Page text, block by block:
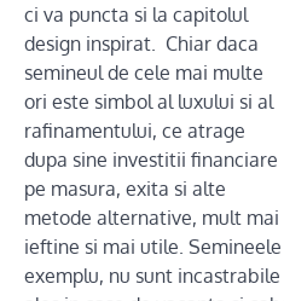
ci va puncta si la capitolul
design inspirat. Chiar daca
semineul de cele mai multe
ori este simbol al luxului si al
rafinamentului, ce atrage
dupa sine investitii financiare
pe masura, exita si alte
metode alternative, mult mai
ieftine si mai utile.
exemplu, nu sunt